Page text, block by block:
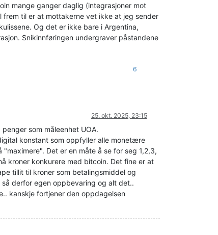
mange ganger daglig (integrasjoner mot
til er at mottakerne vet ikke at jeg sender
Og det er ikke bare i Argentina,
Snikinnføringen undergraver påstandene
6
25. okt. 2025, 23:15
som måleenhet UOA.
konstant som oppfyller alle monetære
Det er en måte å se for seg 1,2,3,
kroner konkurere med bitcoin. Det fine er at
tillit til kroner som betalingsmiddel og
derfor egen oppbevaring og alt det..
kanskje fortjener den oppdagelsen